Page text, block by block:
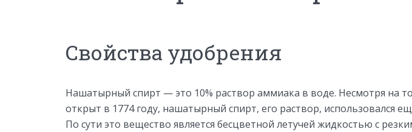
Свойства удобрения
Нашатырный спирт — это 10% раствор аммиака в воде. Несмотря на
открыт в 1774 году, нашатырный спирт, его раствор, использовался
По сути это вещество является бесцветной летучей жидкостью с